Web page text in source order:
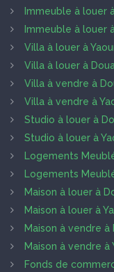
Immeuble à louer
Immeuble à louer
Villa à louer à
Villa à louer à
Villa à vendre à
Villa à vendre à
Studio à louer à
Studio à louer à
Logements
Logements
Maison à louer à
Maison à louer à
Maison à vendre à
Maison à vendre à
Fonds de